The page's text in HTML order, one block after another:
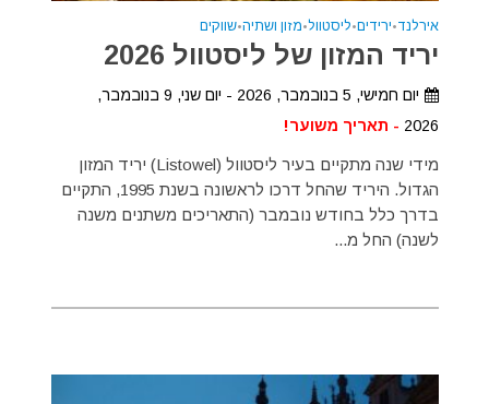
אירלנד•ירידים•ליסטוול•מזון ושתיה•שווקים
יריד המזון של ליסטוול 2026
יום חמישי, 5 בנובמבר, 2026 - יום שני, 9 בנובמבר,
2026 - תאריך משוער!
מידי שנה מתקיים בעיר ליסטוול (Listowel) יריד המזון
הגדול. היריד שהחל דרכו לראשונה בשנת 1995, התקיים
בדרך כלל בחודש נובמבר (התאריכים משתנים משנה
לשנה) החל מ...